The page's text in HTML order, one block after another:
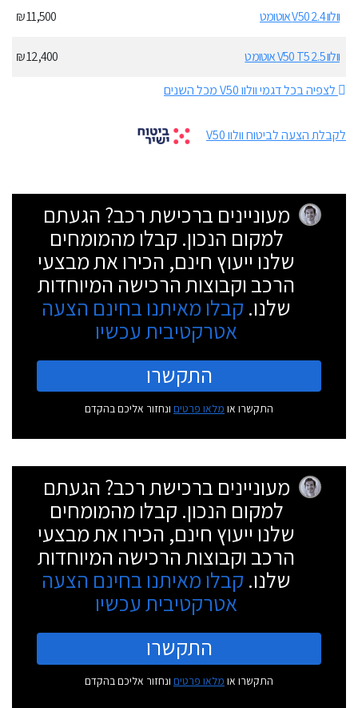
וולוו V50 2.4 אוטומט
11,500 ₪
וולוו V50 T5 2.5 אוטומט
12,400 ₪
לצפיה בכל דגמי וולוו V50 מכל השנים
לקבלת הצעה לביטוח וולוו V50
מעוניינים ברכישת רכב? הגעתם
למקום הנכון. קבלו מהמומחים
שלנו ייעוץ חינם, הכירו את מבצעי
הרכב וקבוצות הרכישה המיוחדות
שלנו. קבלו מאיתנו בחינם הצעה
אטרקטיבית עכשיו
התקשרו
התקשרו או מלאו פרטים ונחזור אליכם בהקדם
מעוניינים ברכישת רכב? הגעתם
למקום הנכון. קבלו מהמומחים
שלנו ייעוץ חינם, הכירו את מבצעי
הרכב וקבוצות הרכישה המיוחדות
שלנו. קבלו מאיתנו בחינם הצעה
אטרקטיבית עכשיו
התקשרו
התקשרו או מלאו פרטים ונחזור אליכם בהקדם